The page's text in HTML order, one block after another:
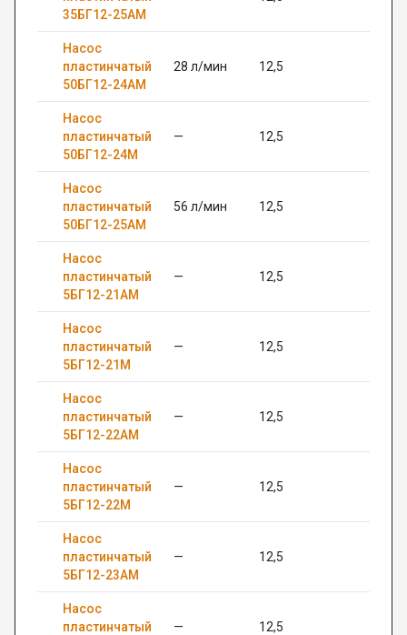
35БГ12-25АМ
Насос
пластинчатый
50БГ12-24АМ
28 л/мин 12,5
Насос
пластинчатый
50БГ12-24М
— 12,5
Насос
пластинчатый
50БГ12-25АМ
56 л/мин 12,5
Насос
пластинчатый
5БГ12-21АМ
— 12,5
Насос
пластинчатый
5БГ12-21М
— 12,5
Насос
пластинчатый
5БГ12-22АМ
— 12,5
Насос
пластинчатый
5БГ12-22М
— 12,5
Насос
пластинчатый
5БГ12-23АМ
— 12,5
Насос
пластинчатый
— 12,5